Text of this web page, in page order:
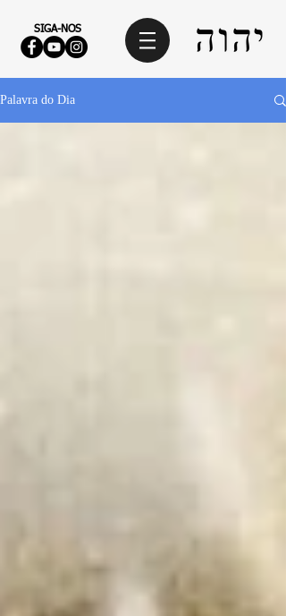
SIGA-NOS
Palavra do Dia